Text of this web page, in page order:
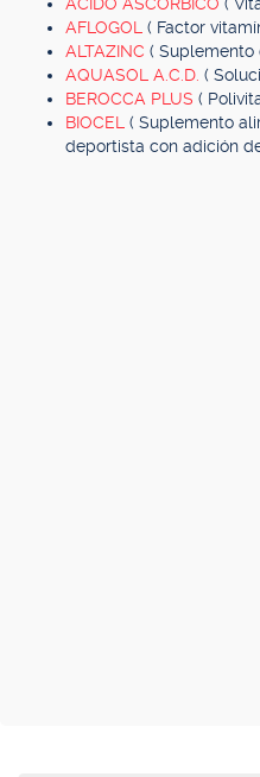
AFLOGOL ( Factor
ALTAZINC ( Suplemento
AQUASOL A.C.D. (
BEROCCA PLUS (
BIOCEL ( Suplemento
deportista con adición